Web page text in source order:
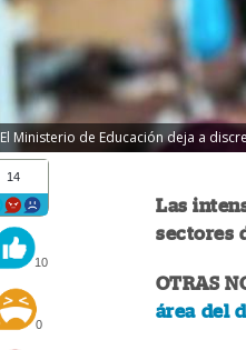
El Ministerio de Educación deja a
14
10
0
Las
sectores
OTRAS
área del